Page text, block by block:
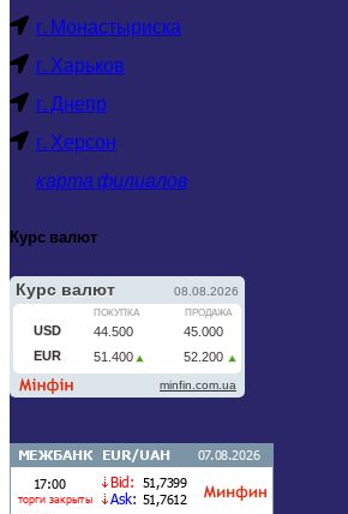
г. Монастыриска
г. Харьков
г. Днепр
г. Херсон
карта филиалов
Курс валют